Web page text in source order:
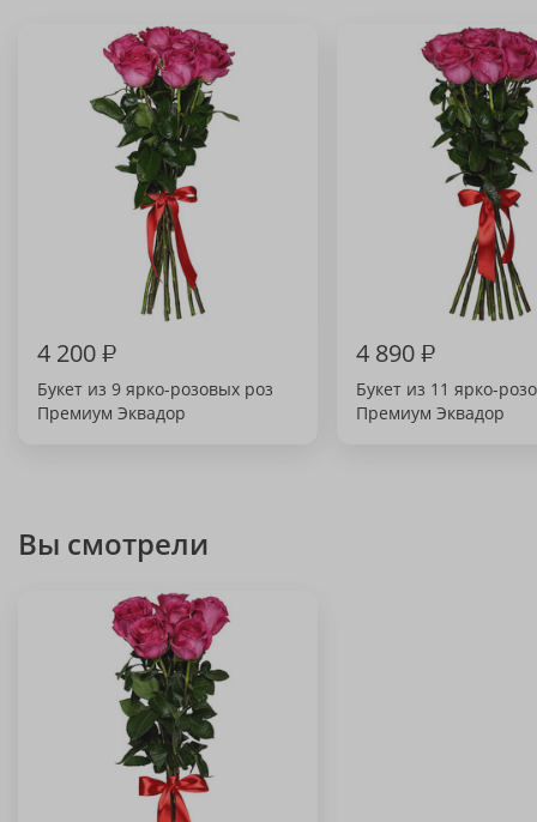
4 200₽
Букет из 9 ярко-розовых роз
Премиум Эквадор
4 890₽
Букет из 11 ярко-
Премиум Эквадор
Вы смотрели